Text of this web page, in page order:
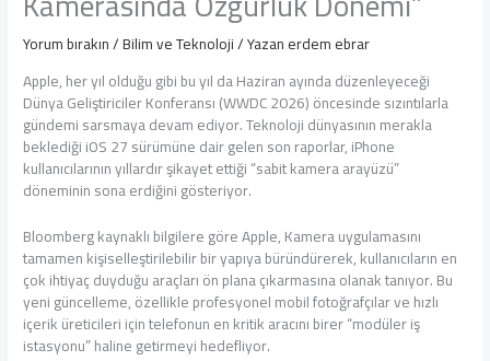
Yorum bırakın/Bilim ve Teknoloji/ Yazanerdem ebrar
Apple, her yıl olduğu gibi bu yıl da Haziran ayında düzenleyeceği
Dünya Geliştiriciler Konferansı (WWDC 2026) öncesinde sızıntılarla
gündemi sarsmaya devam ediyor. Teknoloji dünyasının merakla
beklediği iOS 27 sürümüne dair gelen son raporlar, iPhone
kullanıcılarının yıllardır şikayet ettiği “sabit kamera arayüzü”
döneminin sona erdiğini gösteriyor.
Bloomberg kaynaklı bilgilere göre Apple, Kamera uygulamasını
tamamen kişiselleştirilebilir bir yapıya büründürerek, kullanıcıların en
çok ihtiyaç duyduğu araçları ön plana çıkarmasına olanak tanıyor. Bu
yeni güncelleme, özellikle profesyonel mobil fotoğrafçılar ve hızlı
içerik üreticileri için telefonun en kritik aracını birer “modüler iş
istasyonu” haline getirmeyi hedefliyor.